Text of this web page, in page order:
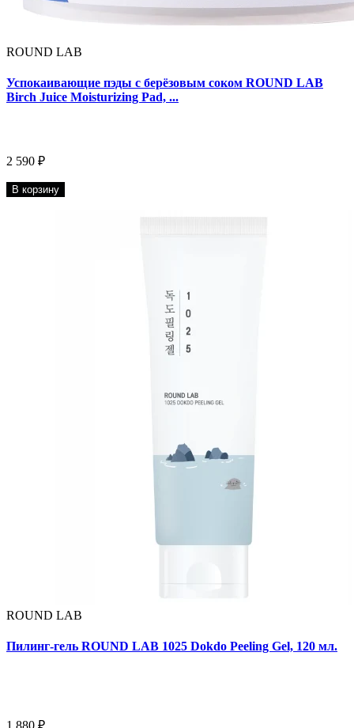
ROUND LAB
Успокаивающие пэды с берёзовым соком ROUND LAB
Birch Juice Moisturizing Pad, ...
2 590 ₽
В корзину
ROUND LAB
Пилинг-гель ROUND LAB 1025 Dokdo Peeling Gel, 120 мл.
1 880 ₽